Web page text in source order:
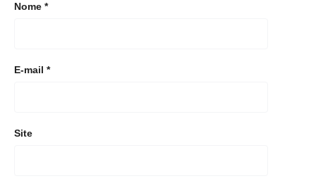
Nome *
E-mail *
Site